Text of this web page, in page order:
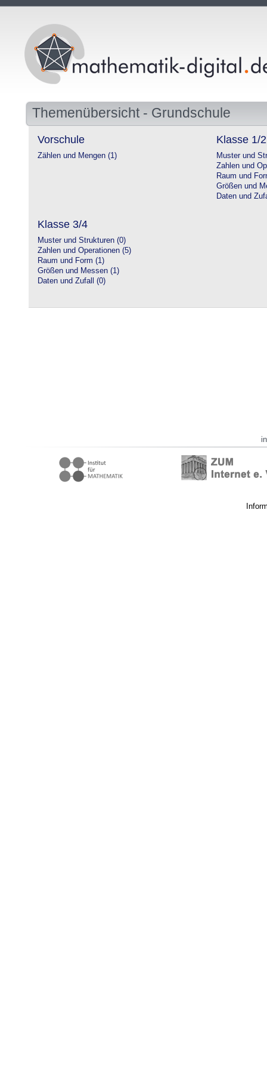
Themenübersicht - Grundschule
Vorschule
Zählen und Mengen (1)
Klasse 1/2
Muster und
Zahlen und
Raum und
Größen und
Daten und
Klasse 3/4
Muster und Strukturen (0)
Zahlen und Operationen (5)
Raum und Form (1)
Größen und Messen (1)
Daten und Zufall (0)